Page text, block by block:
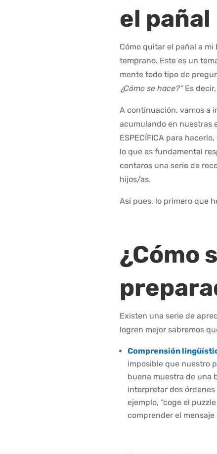
el pañal
Cómo quitar el pañal a
temprano. Este es un
mente todo tipo de
¿Cómo se hace?”Es
A continuación, vamos a
acumulando en nuestras
ESPECÍFICA para
lo que es fundamental
contaros una serie de
hijos/as.
Así pues, lo primero que
¿Cómo
Existen una serie de
logren mejor sabremos
Comprensión
imposible que nuestro
buena muestra de una
interpretar dos
ejemplo, “coge el
comprender el